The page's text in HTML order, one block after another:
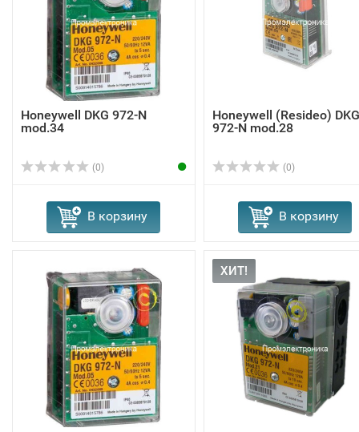
Honeywell DKG 972-N
mod.34
(0)
В корзину
Honeywell (Resideo) DKG
972-N mod.28
(0)
В корзину
ХИТ!